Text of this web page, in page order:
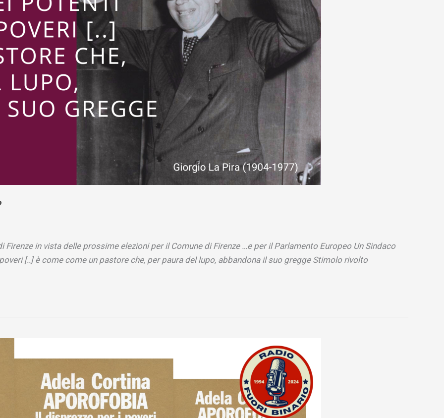
in vista delle prossime elezioni per il Comune di Firenze …e per il Parlamento Europeo Un Sindaco
[..] è come come un pastore che, per paura del lupo, abbandona il suo gregge Stimolo rivolto